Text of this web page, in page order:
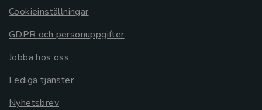
Cookieinställningar
GDPR och personuppgifter
Jobba hos oss
Lediga tjänster
Nyhetsbrev